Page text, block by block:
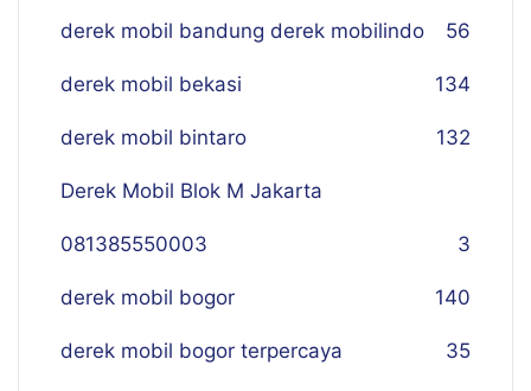
derek mobil bandung derek mobilindo 56
derek mobil bekasi 134
derek mobil bintaro 132
Derek Mobil Blok M Jakarta
081385550003 3
derek mobil bogor 140
derek mobil bogor terpercaya 35